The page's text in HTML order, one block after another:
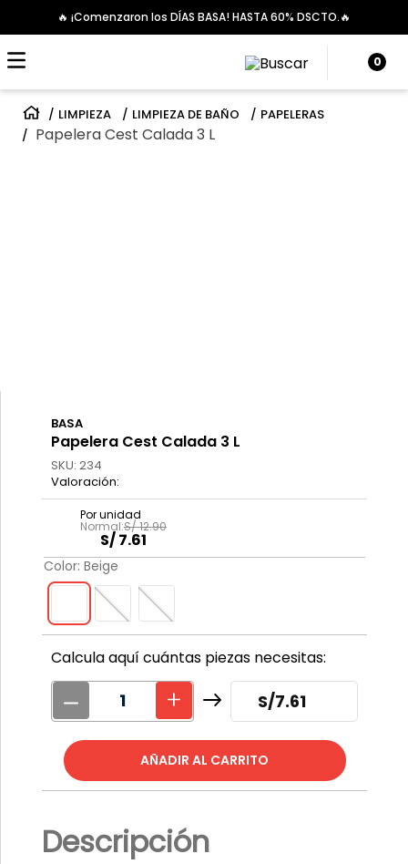
🔥 ¡Comenzaron los DÍAS BASA! HASTA 60% DSCTO.🔥
0
LIMPIEZA LIMPIEZA DE BAÑO PAPELERAS
Papelera Cest Calada 3 L
BASA
Papelera Cest Calada 3 L
SKU: 234
S/12.90
S/7.61
Color: Beige
Calcula aquí cuántas piezas necesitas:
S/7.61
Descripción